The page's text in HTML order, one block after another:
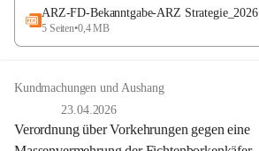
ARZ-FD-Bekanntgabe-ARZ Strategie_2026
5 Seiten•0,4 MB
Kundmachungen und Aushang
23.04.2026
Verordnung über Vorkehrungen gegen eine